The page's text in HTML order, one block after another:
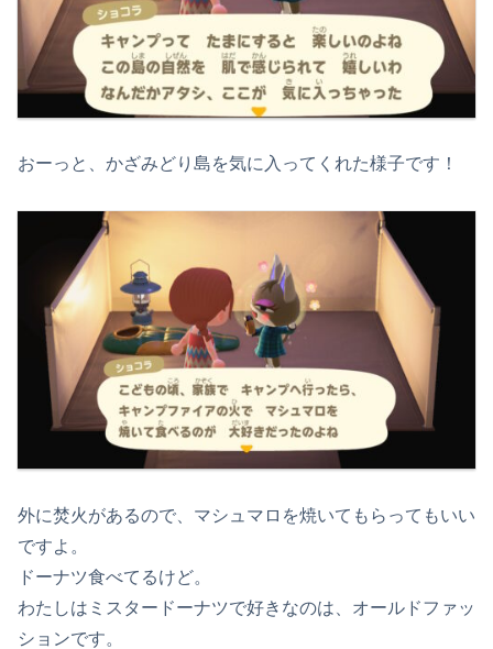
おーっと、かざみどり島を気に入ってくれた様子です！
外に焚火があるので、マシュマロを焼いてもらってもいい
ですよ。
ドーナツ食べてるけど。
わたしはミスタードーナツで好きなのは、オールドファッ
ションです。